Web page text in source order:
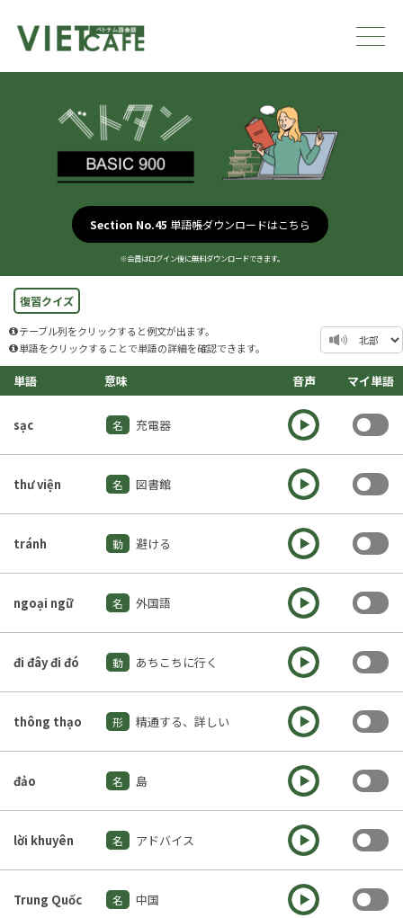
Section No.45 単語帳ダウンロードはこちら
※会員はログイン後に無料ダウンロードできます。
復習クイズ
テーブル列をクリックすると例文が出ます。
単語をクリックすることで単語の詳細を確認できます。
単語 意味 音声 マイ単語
sạc 名 充電器
thư viện 名 図書館
tránh 動 避ける
ngoại ngữ 名 外国語
đi đây đi đó 動 あちこちに行く
thông thạo 形 精通する、詳しい
đảo 名 島
lời khuyên 名 アドバイス
Trung Quốc 名 中国